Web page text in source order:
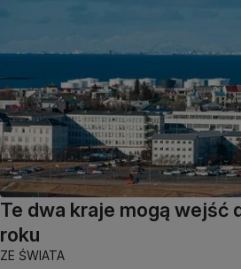
Te dwa kraje mogą wejść
roku
ZE ŚWIATA